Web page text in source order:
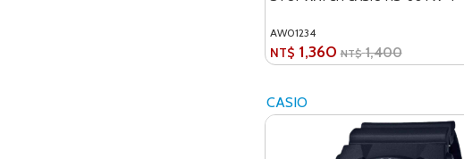
AW01234
NT$ 1,360 NT$ 1,400
CASIO